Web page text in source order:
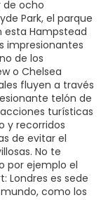
de ocho
Park, el parque
esta Hampstead
impresionantes
de los
o Chelsea
fluyen a través
telón de
turísticas
y recorridos
de evitar el
No te
por ejemplo el
Londres es sede
como los